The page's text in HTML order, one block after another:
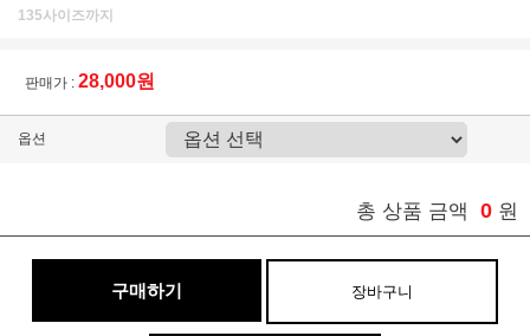
135사이즈까지
판매가 : 28,000원
옵션
총 상품 금액 0 원
구매하기 장바구니